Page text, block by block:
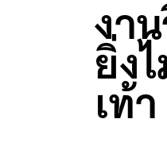
งา
ยิ่ง
เท้า